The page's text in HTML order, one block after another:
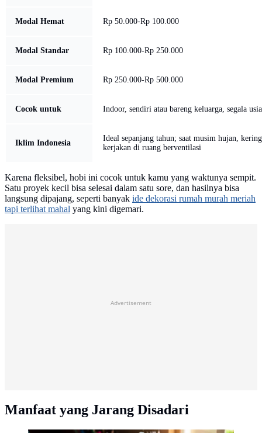
Modal Hemat Rp 50.000-Rp 100.000
Modal Standar Rp 100.000-Rp 250.000
Modal Premium Rp 250.000-Rp 500.000
Cocok untuk Indoor, sendiri atau bareng keluarga, segala usia
Iklim Indonesia
Ideal sepanjang tahun; saat musim hujan,
kerjakan di ruang berventilasi
Karena fleksibel, hobi ini cocok untuk kamu yang waktunya sempit.
Satu proyek kecil bisa selesai dalam satu sore, dan hasilnya bisa
langsung dipajang, seperti banyak ide dekorasi rumah murah meriah
tapi terlihat mahal yang kini digemari.
Advertisement
Manfaat yang Jarang Disadari